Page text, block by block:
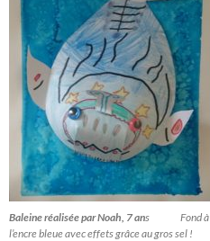
Baleine réalisée par Noah, 7 ans Fond à
l’encre bleue avec effets grâce au gros sel !